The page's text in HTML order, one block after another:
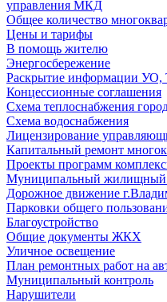
управления МКД
Общее количество
Цены и тарифы
В помощь жителю
Энергосбережение
Раскрытие информации
Концессионные соглашения
Схема теплоснабжения
Схема водоснабжения
Лицензирование
Капитальный ремонт
Проекты программ
Муниципальный жилищный
Дорожное движение
Парковки общего
Благоустройство
Общие документы ЖКХ
Уличное освещение
План ремонтных работ на
Муниципальный контроль
Нарушители